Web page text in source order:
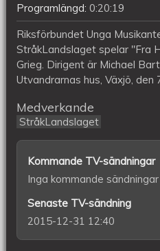
Programlängd: 0:20:19
Riksförbundet Unga
StråkLandslaget spelar "Fra
Grieg. Dirigent är Michael
Utvandrarnas hus, Växjö, den
Medverkande
StråkLandslaget
Kommande TV-sändningar
Inga kommande
Senaste TV-sändning
2015-12-31 12:40